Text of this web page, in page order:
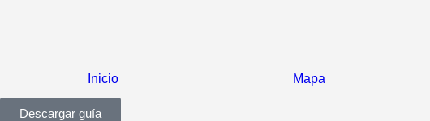
Inicio Mapa
Descargar guía